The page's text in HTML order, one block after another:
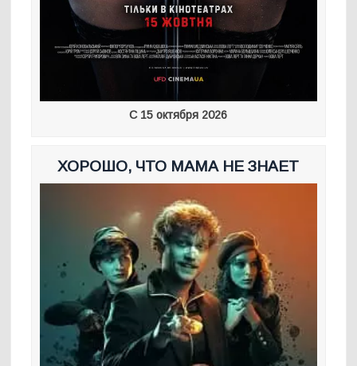
С 15 октября 2026
ХОРОШО, ЧТО МАМА НЕ ЗНАЕТ